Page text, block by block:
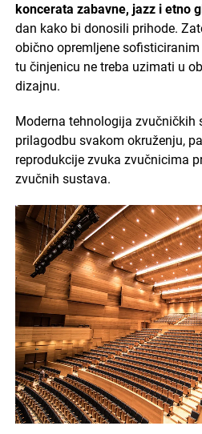
koncerata zabavne, jazz i etno
dan kako bi donosili prihode.
obično opremljene
tu činjenicu ne treba uzimati u
dizajnu.
Moderna tehnologija zvučničkih
prilagodbu svakom okruženju,
reprodukcije zvuka zvučnicima
zvučnih sustava.